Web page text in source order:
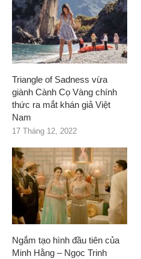
Triangle of Sadness vừa
giành Cành Cọ Vàng chính
thức ra mắt khán giả Việt
Nam
17 Tháng 12, 2022
Ngắm tạo hình đầu tiên của
Minh Hằng – Ngọc Trinh